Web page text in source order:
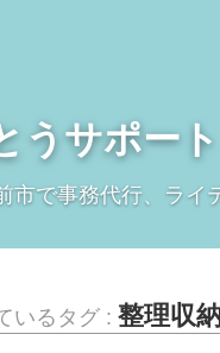
うサポート
市で事務代行、ライ
いるタグ : 整理収